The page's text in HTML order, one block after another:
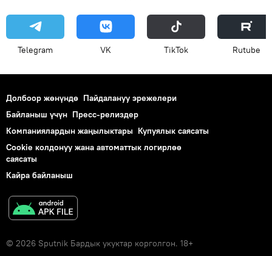
Telegram VK ТikТоk Rutube
Долбоор жөнүндө Пайдалануу эрежелери
Байланыш үчүн Пресс-релиздер
Компаниялардын жаңылыктары Купуялык саясаты
Cookie колдонуу жана автоматтык логирлөө
саясаты
Кайра байланыш
© 2026 Sputnik Бардык укуктар корголгон. 18+